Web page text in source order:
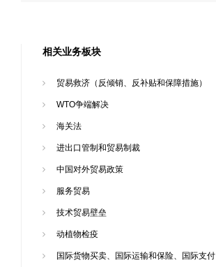
相关业务板块
贸易救济（反倾销、反补贴和保障措施）
WTO争端解决
海关法
进出口管制和贸易制裁
中国对外贸易政策
服务贸易
技术贸易壁垒
动植物检疫
国际货物买卖、国际运输和保险、国际支付